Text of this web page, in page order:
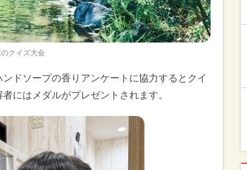
クイズ大会
ドソープの香りアンケートに協力するとクイ
にはメダルがプレゼントされます。